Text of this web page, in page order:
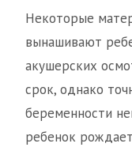
Некоторые
вынашивают
акушерских
срок, однако
беременности
ребенок